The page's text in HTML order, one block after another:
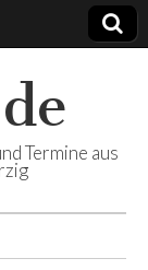
Termine aus